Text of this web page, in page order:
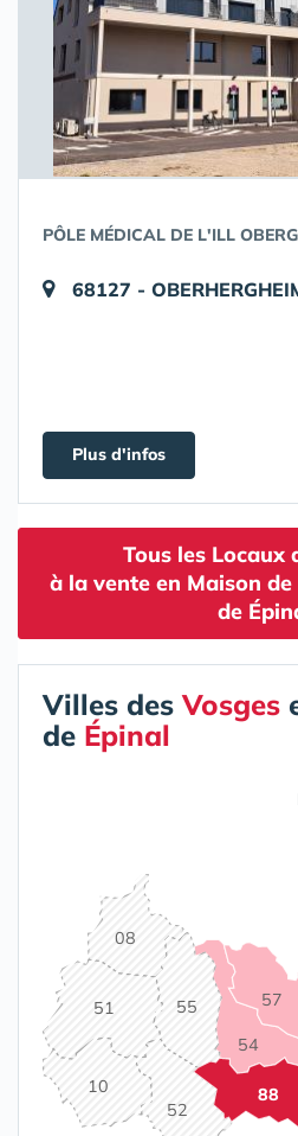
PÔLE MÉDICAL DE L'ILL
68127 -
Plus d'infos
Tous les Locaux
à la vente en Maison
de
Villes desVosges
de Épinal
08
10
51
52
54
55 57
88